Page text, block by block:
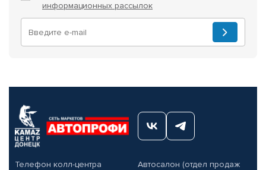
информационных рассылок
Телефон колл-центра
Автосалон (отдел продаж